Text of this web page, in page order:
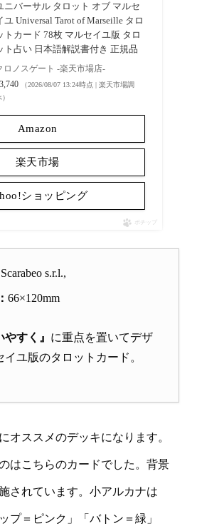
ニバーサル タロット オブ マルセ
ユ Universal Tarot of Marseille タロ
トカード 78枚 マルセイユ版 タロ
ト占い 日本語解説書付き 正規品
ロノスゲート -楽天市場店-
（2026/08/07 13:24時点 | 楽天市場調
Amazon
楽天市場
ショッピング
ポチップ
s.r.l.,
66×120mm
やすく』 に重点を置いてデザ
ユ版のタロットカード。
オススメのデッキになります。
はこちらのカードでした。背景
されています。小アルカナは
プ＝ピンク」「バトン＝緑」